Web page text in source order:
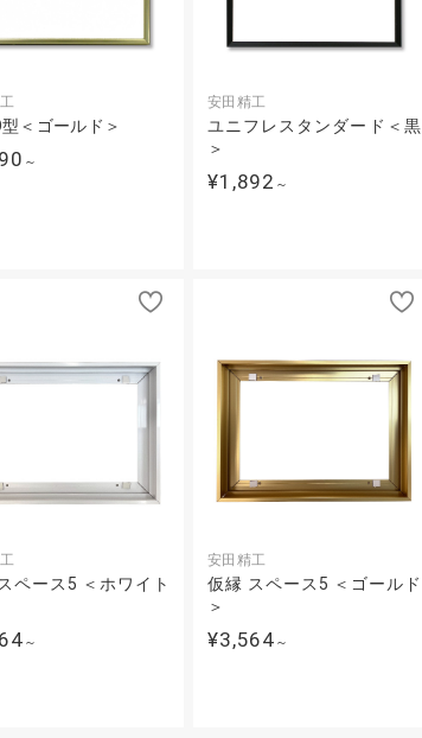
＜ゴールド＞
～
安田精工
ユニフレスタンダード＜黒
＞
¥1,892 ～
ペース5 ＜ホワイト
～
安田精工
仮縁 スペース5 ＜ゴールド
＞
¥3,564 ～